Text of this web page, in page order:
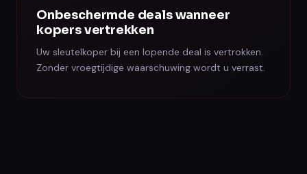
Onbeschermde deals wanneer
kopers vertrekken
Uw sleutelkoper bij een lopende deal is vertrokken.
Zonder vroegtijdige waarschuwing wordt u verrast.